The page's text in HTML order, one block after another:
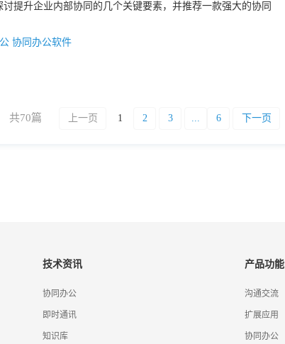
提升企业内部协同的几个关键要素，并推荐一款强大的协同
协同办公软件
共70篇 上一页 1 2 3 ... 6 下一页
技术资讯
协同办公
即时通讯
知识库
产品功能
沟通交流
扩展应用
协同办公